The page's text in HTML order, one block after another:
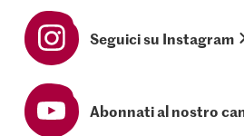
Seguici su Instagram
Abonnati al nostro